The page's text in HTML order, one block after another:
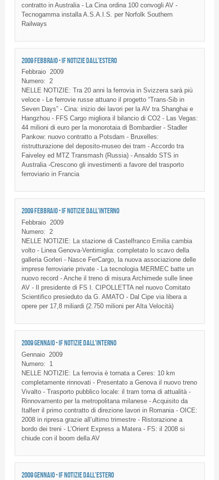
contratto in Australia - La Cina ordina 100 convogli AV -
Tecnogamma installa A.S.A.I.S. per Norfolk Southern
Railways
2009 FEBBRAIO - IF NOTIZIE DALL'ESTERO
Febbraio 2009
Numero: 2
NELLE NOTIZIE: Tra 20 anni la ferrovia in Svizzera sarà più
veloce - Le ferrovie russe attuano il progetto “Trans-Sib in
Seven Days” - Cina: inizio dei lavori per la AV tra Shanghai e
Hangzhou - FFS Cargo migliora il bilancio di CO2 - Las Vegas:
44 milioni di euro per la monorotaia di Bombardier - Stadler
Pankow: nuovo contratto a Potsdam - Bruxelles:
ristrutturazione del deposito-museo dei tram - Accordo tra
Faiveley ed MTZ Transmash (Russia) - Ansaldo STS in
Australia -Crescono gli investimenti a favore del trasporto
ferroviario in Francia
2009 FEBBRAIO - IF NOTIZIE DALL'INTERNO
Febbraio 2009
Numero: 2
NELLE NOTIZIE: La stazione di CastelfrancoEmilia cambia
volto- Linea Genova-Ventimiglia: completatolo scavo della
galleria Gorleri - Nasce FerCargo, la nuova associazione delle
imprese ferroviarieprivate - La tecnologia MERMEC batteun
nuovorecord - Anche il treno di misura Archimede sulle linee
AV - Il presidente di FS I. CIPOLLETTA nel nuovo Comitato
Scientifico presieduto daG. AMATO- Dal Cipevia liberaa
opereper 17,8 miliardi (2.750 milioni per Alta Velocità)
2009 GENNAIO - IF NOTIZIE DALL'INTERNO
Gennaio
2009
Numero:
1
NELLE NOTIZIE: La ferrovia è tornataa Ceres: 10 km
completamente rinnovati - Presentatoa Genova il nuovo treno
Vivalto- Trasporto pubblicolocale: il tram torna di attualità-
Rinnovamentoper la metropolitana milanese- Acquisito da
Italferr il primo contratto di direzione lavori in Romania - OICE:
2008 in ripresagrazie all’ultimo trimestre- Ristorazionea
bordo dei treni - L’OrientExpress a Matera- FS: il 2008 si
chiudecon il boom dellaAV
2009 GENNAIO - IF NOTIZIE DALL'ESTERO